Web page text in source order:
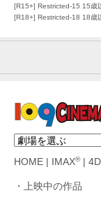
[R15+] Restricted-15 15歳
[R18+] Restricted-18 18歳
HOME IMAX®|
上映中の作品